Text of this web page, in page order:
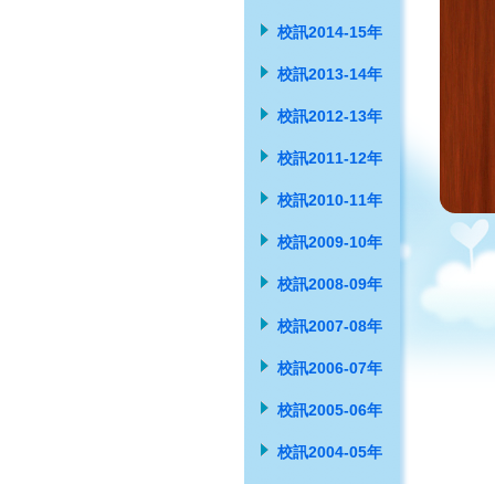
校訊2014-15年
校訊2013-14年
校訊2012-13年
校訊2011-12年
校訊2010-11年
校訊2009-10年
校訊2008-09年
校訊2007-08年
校訊2006-07年
校訊2005-06年
校訊2004-05年